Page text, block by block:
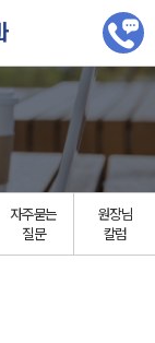
자주묻는
질문
원장님
칼럼